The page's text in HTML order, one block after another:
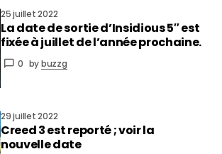
vous connecter
25 juillet 2022
La date de sortie d’Insidious 5″ est
fixée à juillet de l’année prochaine.
0 bybuzzg
29 juillet 2022
Creed 3 est reporté ; voir la
nouvelle date